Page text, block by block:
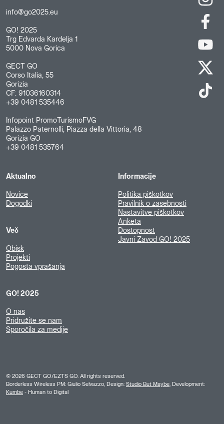
info@go2025.eu
GO! 2025
Trg Edvarda Kardelja 1
5000 Nova Gorica
GECT GO
Corso Italia, 55
Gorizia
CF: 91036160314
+39 0481 535446
Infopoint PromoTurismoFVG
Palazzo Paternolli, Piazza della Vittoria, 48
Gorizia GO
+39 0481 535764
Aktualno
Novice
Dogodki
Več
Obisk
Projekti
Pogosta vprašanja
GO! 2025
O nas
Pridružite se nam
Sporočila za medije
Informacije
Politika piškotkov
Pravilnik o zasebnosti
Nastavitve piškotkov
Anketa
Dostopnost
Javni Zavod GO! 2025
© 2026 GECT GO/EZTS GO. All rights reserved.
Borderless Wireless PM: Giulio Selvazzo, Design: Studio But Maybe , Development:
Kumbe - Human to Digital